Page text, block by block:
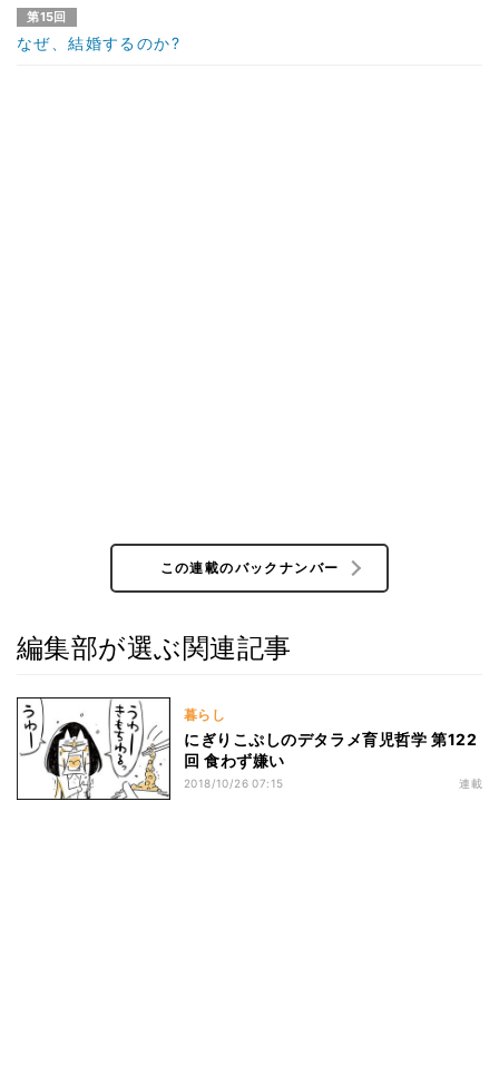
第15回
なぜ、結婚するのか?
この連載のバックナンバー
編集部が選ぶ関連記事
暮らし
にぎりこぷしのデタラメ育児哲学 第122
回 食わず嫌い
2018/10/26 07:15 連載